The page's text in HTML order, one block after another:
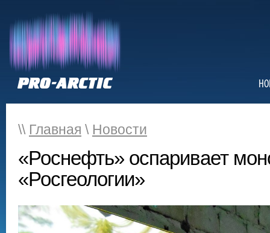
\\ Главная \ Новости
«Роснефть» оспаривает
«Росгеологии»